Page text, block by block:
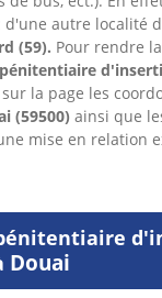
d'une autre localité
(59). Pour rendre
la page les
(59500) ainsi que
mise en relation
Douai